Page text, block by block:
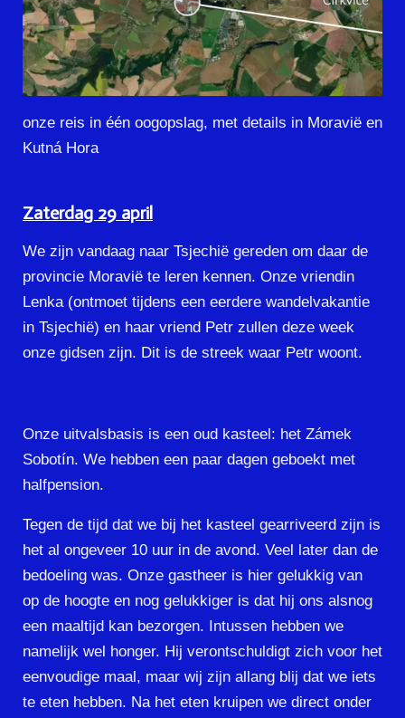
onze reis in één oogopslag, met details in Moravië en
Kutná Hora
Zaterdag 29 april
We zijn vandaag naar Tsjechië gereden om daar de
provincie Moravië te leren kennen. Onze vriendin
Lenka (ontmoet tijdens een eerdere wandelvakantie
in Tsjechië) en haar vriend Petr zullen deze week
onze gidsen zijn. Dit is de streek waar Petr woont.
Onze uitvalsbasis is een oud kasteel: het Zámek
Sobotín. We hebben een paar dagen geboekt met
halfpension.
Tegen de tijd dat we bij het kasteel gearriveerd zijn is
het al ongeveer 10 uur in de avond. Veel later dan de
bedoeling was. Onze gastheer is hier gelukkig van
op de hoogte en nog gelukkiger is dat hij ons alsnog
een maaltijd kan bezorgen. Intussen hebben we
namelijk wel honger. Hij verontschuldigt zich voor het
eenvoudige maal, maar wij zijn allang blij dat we iets
te eten hebben. Na het eten kruipen we direct onder